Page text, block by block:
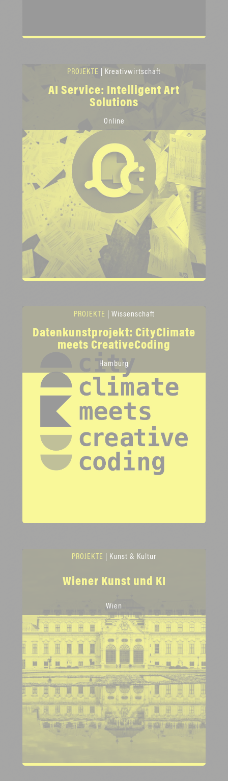
PROJEKTE | Kreativwirtschaft
AI Service: Intelligent Art
Solutions
Online
PROJEKTE | Wissenschaft
Datenkunstprojekt: CityClimate
meets CreativeCoding
Hamburg
PROJEKTE | Kunst & Kultur
Wiener Kunst und KI
Wien